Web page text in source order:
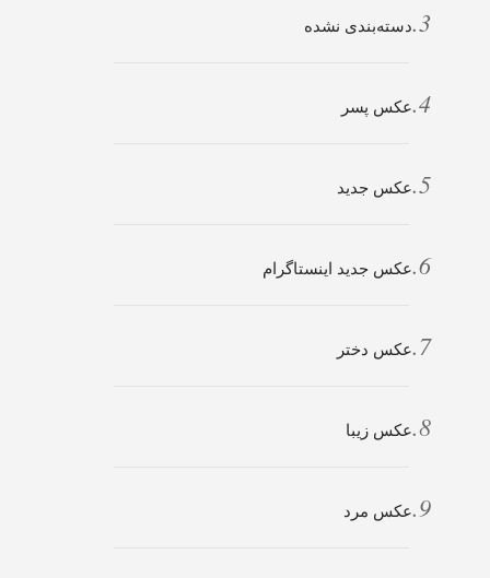
دسته‌بندی نشده
عکس پسر
عکس جدید
عکس جدید اینستاگرام
عکس دختر
عکس زیبا
عکس مرد